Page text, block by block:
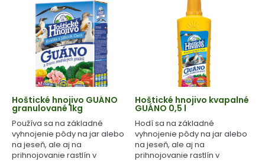
Hoštické hnojivo GUÁNO
granulované 1kg
Používa sa na základné
vyhnojenie pôdy na jar alebo
na jeseň, ale aj na
prihnojovanie rastlín v
Hoštické hnojivo kvapalné
GUÁNO 0,5 l
Hodí sa na základné
vyhnojenie pôdy na jar alebo
na jeseň, ale aj na
prihnojovanie rastlín v